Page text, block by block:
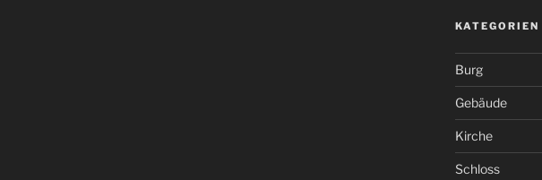
KATEGORIEN
Burg
Gebäude
Kirche
Schloss